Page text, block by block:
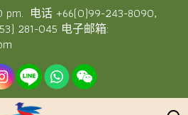
pm. 电话 +66(0)99-243-8090,
281-045 电子邮箱: